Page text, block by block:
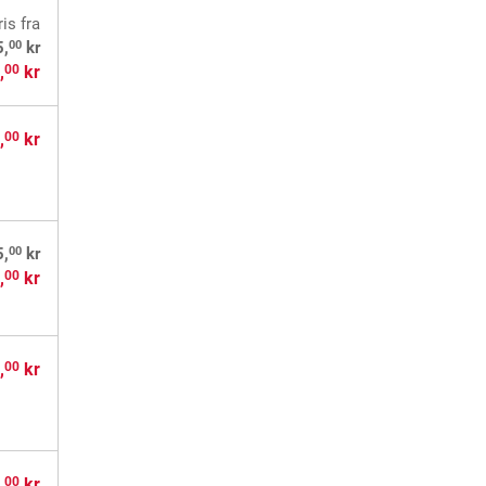
fra
00 kr
00 kr
00 kr
00 kr
00 kr
00 kr
00